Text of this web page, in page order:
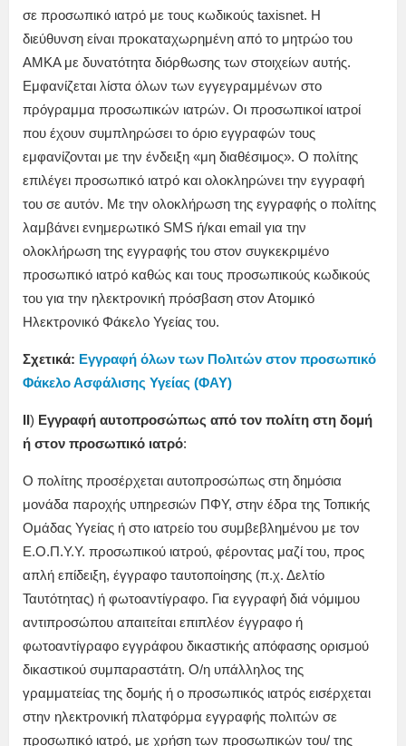
σε προσωπικό ιατρό με τους κωδικούς taxisnet. Η
διεύθυνση είναι προκαταχωρημένη από το μητρώο του
ΑΜΚΑ με δυνατότητα διόρθωσης των στοιχείων αυτής.
Εμφανίζεται λίστα όλων των εγγεγραμμένων στο
πρόγραμμα προσωπικών ιατρών. Οι προσωπικοί ιατροί
που έχουν συμπληρώσει το όριο εγγραφών τους
εμφανίζονται με την ένδειξη «μη διαθέσιμος». Ο πολίτης
επιλέγει προσωπικό ιατρό και ολοκληρώνει την εγγραφή
του σε αυτόν. Με την ολοκλήρωση της εγγραφής ο πολίτης
λαμβάνει ενημερωτικό SMS ή/και email για την
ολοκλήρωση της εγγραφής του στον συγκεκριμένο
προσωπικό ιατρό καθώς και τους προσωπικούς κωδικούς
του για την ηλεκτρονική πρόσβαση στον Ατομικό
Ηλεκτρονικό Φάκελο Υγείας του.
Σχετικά: Εγγραφή όλων των Πολιτών στον προσωπικό
Φάκελο Ασφάλισης Υγείας (ΦΑΥ)
ΙΙ) Εγγραφή αυτοπροσώπως από τον πολίτη στη δομή
ή στον προσωπικό ιατρό:
Ο πολίτης προσέρχεται αυτοπροσώπως στη δημόσια
μονάδα παροχής υπηρεσιών ΠΦΥ, στην έδρα της Τοπικής
Ομάδας Υγείας ή στο ιατρείο του συμβεβλημένου με τον
Ε.Ο.Π.Υ.Υ. προσωπικού ιατρού, φέροντας μαζί του, προς
απλή επίδειξη, έγγραφο ταυτοποίησης (π.χ. Δελτίο
Ταυτότητας) ή φωτοαντίγραφο. Για εγγραφή διά νόμιμου
αντιπροσώπου απαιτείται επιπλέον έγγραφο ή
φωτοαντίγραφο εγγράφου δικαστικής απόφασης ορισμού
δικαστικού συμπαραστάτη. Ο/η υπάλληλος της
γραμματείας της δομής ή ο προσωπικός ιατρός εισέρχεται
στην ηλεκτρονική πλατφόρμα εγγραφής πολιτών σε
προσωπικό ιατρό, με χρήση των προσωπικών του/ της